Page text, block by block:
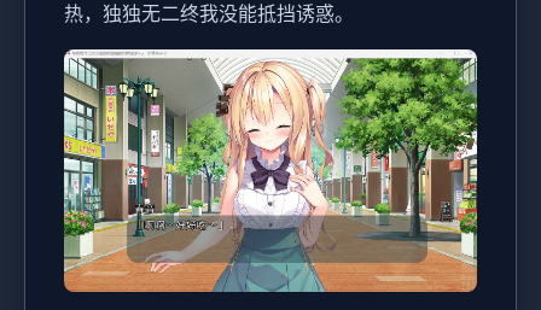
热，独独无二终我没能抵挡诱惑。